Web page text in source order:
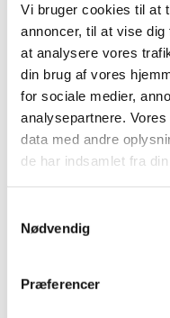
Vi bruger cookies til at
annoncer, til at vise
at analysere vores
din brug af vores
for sociale medier,
analysepartnere.
data med andre
de har indsamlet fra
Nødvendig
Præferencer
juni (2)
maj (3)
marts (2)
februar (2)
januar (2)
2023 (18)
2022 (10)
2021 (32)
2019 (41)
2017 (36)